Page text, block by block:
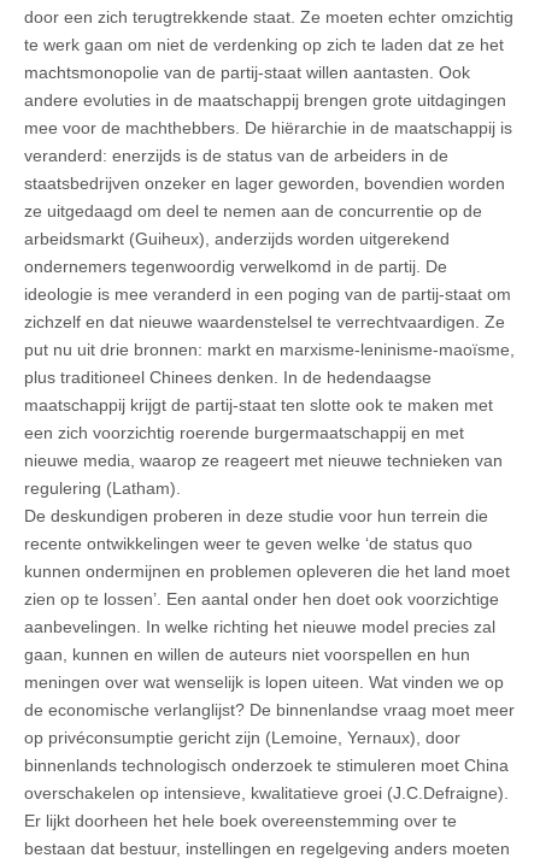
door een zich terugtrekkende staat. Ze moeten echter omzichtig
te werk gaan om niet de verdenking op zich te laden dat ze het
machtsmonopolie van de partij-staat willen aantasten. Ook
andere evoluties in de maatschappij brengen grote uitdagingen
mee voor de machthebbers. De hiërarchie in de maatschappij is
veranderd: enerzijds is de status van de arbeiders in de
staatsbedrijven onzeker en lager geworden, bovendien worden
ze uitgedaagd om deel te nemen aan de concurrentie op de
arbeidsmarkt (Guiheux), anderzijds worden uitgerekend
ondernemers tegenwoordig verwelkomd in de partij. De
ideologie is mee veranderd in een poging van de partij-staat om
zichzelf en dat nieuwe waardenstelsel te verrechtvaardigen. Ze
put nu uit drie bronnen: markt en marxisme-leninisme-maoïsme,
plus traditioneel Chinees denken. In de hedendaagse
maatschappij krijgt de partij-staat ten slotte ook te maken met
een zich voorzichtig roerende burgermaatschappij en met
nieuwe media, waarop ze reageert met nieuwe technieken van
regulering (Latham).
De deskundigen proberen in deze studie voor hun terrein die
recente ontwikkelingen weer te geven welke ‘de status quo
kunnen ondermijnen en problemen opleveren die het land moet
zien op te lossen’. Een aantal onder hen doet ook voorzichtige
aanbevelingen. In welke richting het nieuwe model precies zal
gaan, kunnen en willen de auteurs niet voorspellen en hun
meningen over wat wenselijk is lopen uiteen. Wat vinden we op
de economische verlanglijst? De binnenlandse vraag moet meer
op privéconsumptie gericht zijn (Lemoine, Yernaux), door
binnenlands technologisch onderzoek te stimuleren moet China
overschakelen op intensieve, kwalitatieve groei (J.C.Defraigne).
Er lijkt doorheen het hele boek overeenstemming over te
bestaan dat bestuur, instellingen en regelgeving anders moeten